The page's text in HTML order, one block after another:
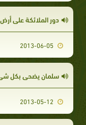
دور الملائكة على
سلمان يضحي بكل